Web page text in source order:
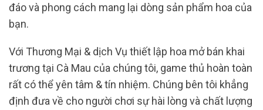
đáo và phong cách mang lại dòng sản phẩm hoa của
bạn.
Với Thương Mại & dịch Vụ thiết lập hoa mở bán khai
trương tại Cà Mau của chúng tôi, game thủ hoàn toàn
rất có thể yên tâm & tín nhiệm. Chúng bên tôi khẳng
định đưa về cho người chơi sự hài lòng và chất lượng